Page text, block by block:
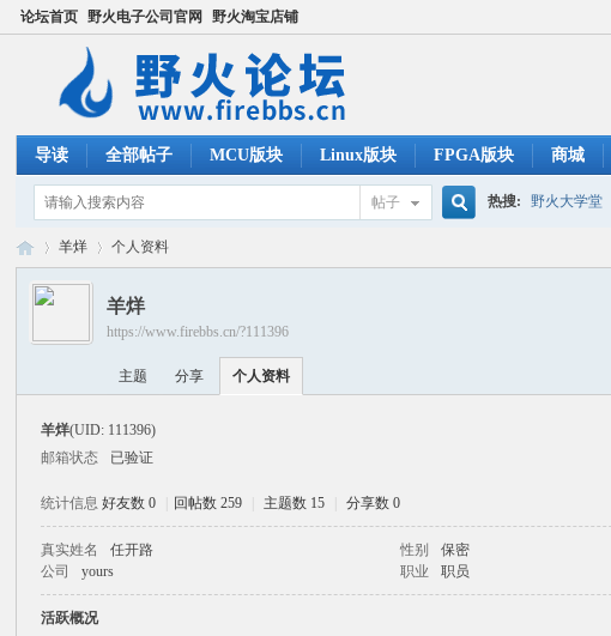
论坛首页 野火电子公司官网 野火淘宝店铺
导读 全部帖子 MCU版块 Linux版块 FPGA版块 商城
帖子 热搜: 野火大学堂
›
羊烊
›
个人资料
羊烊
https://www.firebbs.cn/?111396
主题 分享 个人资料
羊烊(UID: 111396)
邮箱状态
已验证
统计信息 好友数 0 回帖数 259 主题数 15 分享数 0
真实姓名 任开路 性别 保密
公司
yours 职业 职员
活跃概况